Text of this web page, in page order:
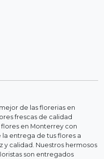
de las florerias en
frescas de calidad
flores en Monterrey con
entrega de tus flores a
y calidad. Nuestros hermosos
son entregados